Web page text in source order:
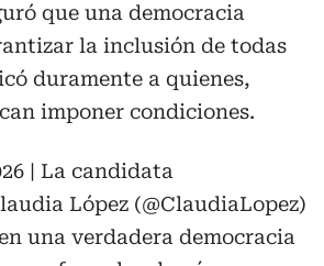
que una democracia
la inclusión de todas
duramente a quienes,
imponer condiciones.
| La candidata
López (@ClaudiaLopez)
una verdadera democracia